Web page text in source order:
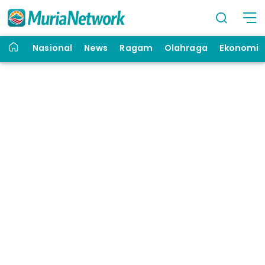
Nasional News Ragam Olahraga Ekonomi